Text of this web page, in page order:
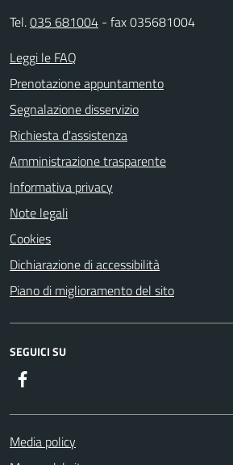
Tel.035 681004 - fax 035681004
Leggi le FAQ
Prenotazione appuntamento
Segnalazione disservizio
Richiesta d'assistenza
Amministrazione trasparente
Informativa privacy
Note legali
Cookies
Dichiarazione di accessibilità
Piano di miglioramento del sito
SEGUICI SU
Media policy